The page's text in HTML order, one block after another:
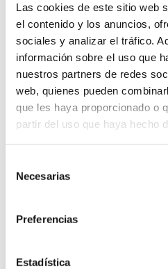
Las cookies de este sitio web
el contenido y los anuncios,
sociales y analizar el tráfico.
información sobre el uso que
nuestros partners de redes
web, quienes pueden
que les haya proporcionado o
partir del uso que haya hecho
Necesarias
Preferencias
Estadística
Submit a
Your email address will not be
fields are marked*